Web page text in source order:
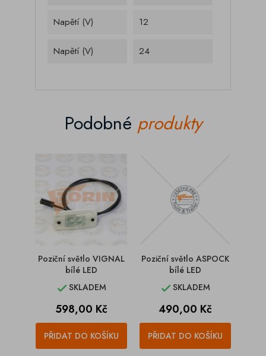
Napětí (V) 12
Napětí (V) 24
Podobné produkty
Poziční světlo VIGNAL
bílé LED
SKLADEM
Cena
598,00 Kč
PŘIDAT DO KOŠÍKU
Poziční světlo ASPOCK
bílé LED
SKLADEM
Cena
490,00 Kč
PŘIDAT DO KOŠÍKU